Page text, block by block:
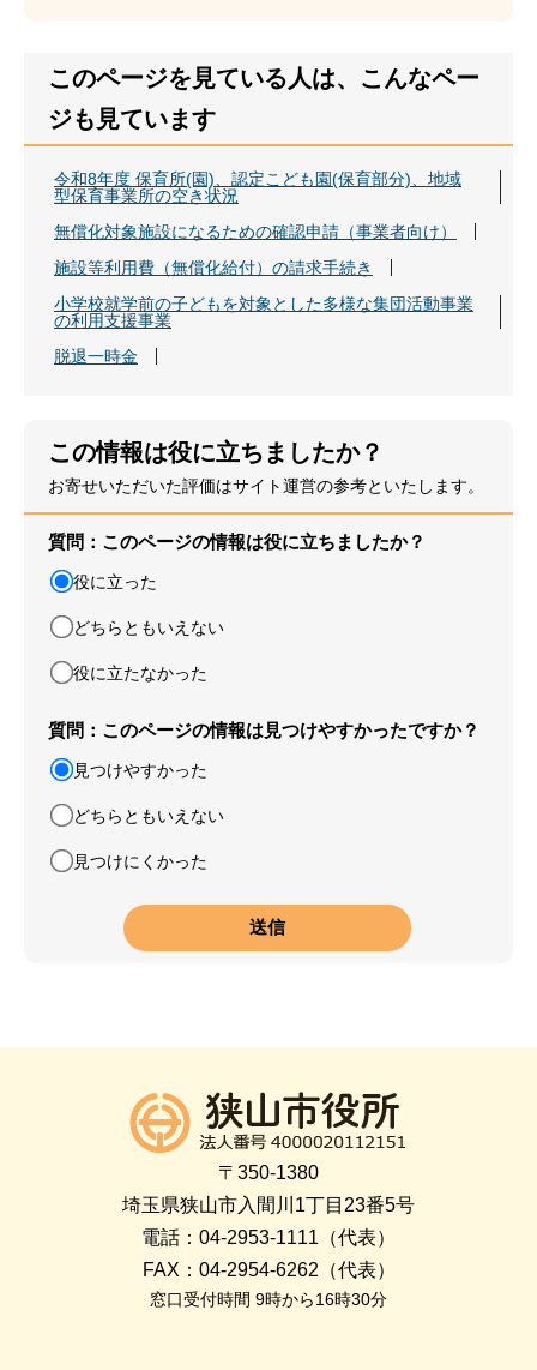
このページを見ている人は、こんなペー
ジも見ています
令和8年度 保育所(園)、認定こども園(保育部分)、地域
型保育事業所の空き状況
無償化対象施設になるための確認申請（事業者向け）
施設等利用費（無償化給付）の請求手続き
小学校就学前の子どもを対象とした多様な集団活動事業
の利用支援事業
脱退一時金
この情報は役に立ちましたか？
お寄せいただいた評価はサイト運営の参考といたします。
質問：このページの情報は役に立ちましたか？
役に立った
どちらともいえない
役に立たなかった
質問：このページの情報は見つけやすかったですか？
見つけやすかった
どちらともいえない
見つけにくかった
〒350-1380
埼玉県狭山市入間川1丁目23番5号
電話：04-2953-1111（代表）
FAX：04-2954-6262（代表）
窓口受付時間 9時から16時30分